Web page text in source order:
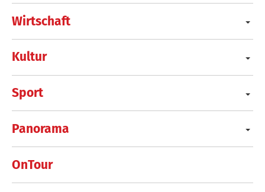
Wirtschaft
Kultur
Sport
Panorama
OnTour